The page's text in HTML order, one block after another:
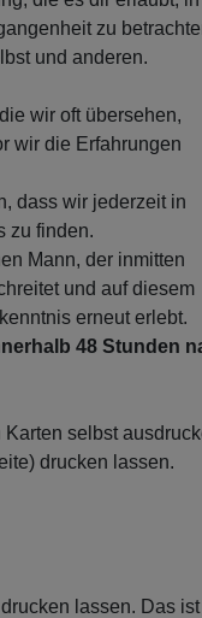
zu
und anderen.
wir oft übersehen,
wir die Erfahrungen
dass wir jederzeit in
zu finden.
Mann, der inmitten
und auf diesem
erneut erlebt.
48 Stunden
selbst
drucken lassen.
lassen. Das